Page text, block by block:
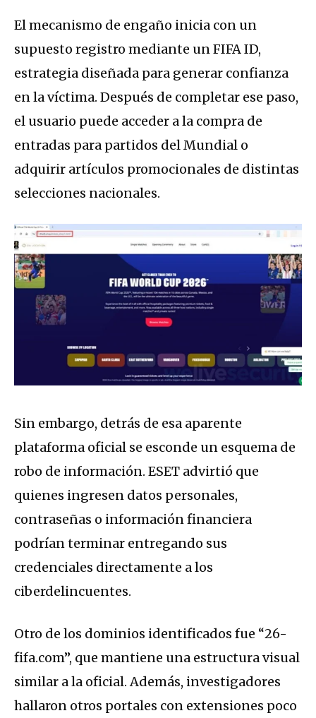
El mecanismo de engaño inicia con un
supuesto registro mediante un FIFA ID,
estrategia diseñada para generar confianza
en la víctima. Después de completar ese paso,
el usuario puede acceder a la compra de
entradas para partidos del Mundial o
adquirir artículos promocionales de distintas
selecciones nacionales.
Sin embargo, detrás de esa aparente
plataforma oficial se esconde un esquema de
robo de información. ESET advirtió que
quienes ingresen datos personales,
contraseñas o información financiera
podrían terminar entregando sus
credenciales directamente a los
ciberdelincuentes.
Otro de los dominios identificados fue “26-
fifa.com”, que mantiene una estructura visual
similar a la oficial. Además, investigadores
hallaron otros portales con extensiones poco